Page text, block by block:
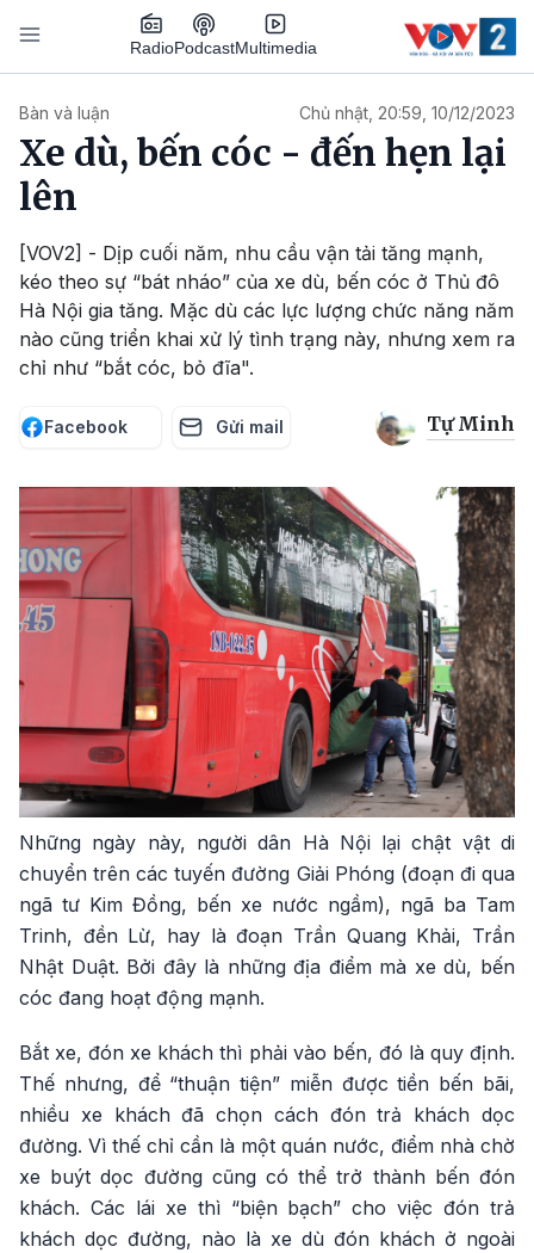
Nhảy đến nội dung
RadioPodcastMultimedia
Bàn và luận Chủ nhật, 20:59, 10/12/2023
Xe dù, bến cóc - đến hẹn lại
lên
[VOV2] - Dịp cuối năm, nhu cầu vận tải tăng mạnh,
kéo theo sự “bát nháo” của xe dù, bến cóc ở Thủ đô
Hà Nội gia tăng. Mặc dù các lực lượng chức năng năm
nào cũng triển khai xử lý tình trạng này, nhưng xem ra
chỉ như “bắt cóc, bỏ đĩa".
Facebook Gửi mail Tự Minh
Những ngày này, người dân Hà Nội lại chật vật di
chuyển trên các tuyến đường Giải Phóng (đoạn đi qua
ngã tư Kim Đồng, bến xe nước ngầm), ngã ba Tam
Trinh, đền Lừ, hay là đoạn Trần Quang Khải, Trần
Nhật Duật. Bởi đây là những địa điểm mà xe dù, bến
cóc đang hoạt động mạnh.
Bắt xe, đón xe khách thì phải vào bến, đó là quy định.
Thế nhưng, để “thuận tiện” miễn được tiền bến bãi,
nhiều xe khách đã chọn cách đón trả khách dọc
đường. Vì thế chỉ cần là một quán nước, điểm nhà chờ
xe buýt dọc đường cũng có thể trở thành bến đón
khách. Các lái xe thì “biện bạch” cho việc đón trả
khách dọc đường, nào là xe dù đón khách ở ngoài